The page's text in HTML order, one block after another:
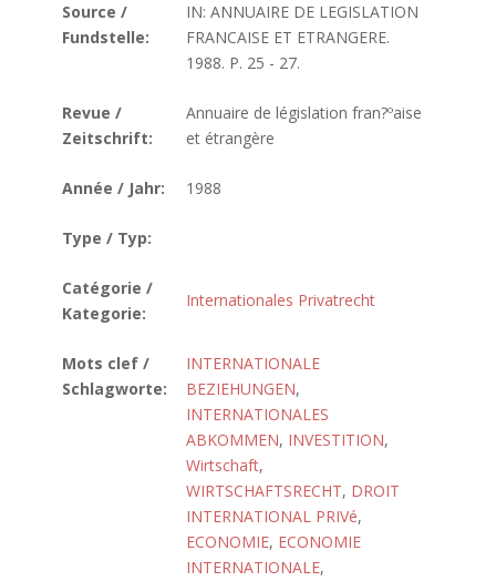
Source /
Fundstelle:
IN: ANNUAIRE DE LEGISLATION
FRANCAISE ET ETRANGERE.
1988. P. 25 - 27.
Revue /
Zeitschrift:
Annuaire de législation fran?ºaise
et étrangère
Année / Jahr: 1988
Type / Typ:
Catégorie /
Kategorie:
Internationales Privatrecht
Mots clef /
Schlagworte:
INTERNATIONALE
BEZIEHUNGEN,
INTERNATIONALES
ABKOMMEN, INVESTITION,
Wirtschaft,
WIRTSCHAFTSRECHT, DROIT
INTERNATIONAL PRIVé,
ECONOMIE, ECONOMIE
INTERNATIONALE,